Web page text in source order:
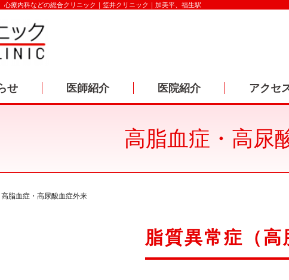
療内科などの総合クリニック｜笠井クリニック｜加美平、福生駅
せ 医師紹介 医院紹介 アクセ
高脂血症・高尿
高脂血症・高尿酸血症外来
脂質異常症（高